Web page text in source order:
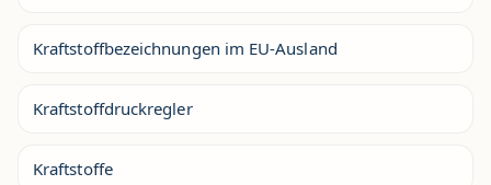
Kraftstoffbezeichnungen im EU-Ausland
Kraftstoffdruckregler
Kraftstoffe